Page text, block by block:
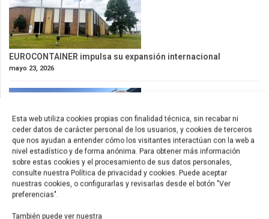
Esta web utiliza cookies propias con finalidad técnica, sin recabar ni
ceder datos de carácter personal de los usuarios, y cookies de terceros
que nos ayudan a entender cómo los visitantes interactúan con la web a
nivel estadístico y de forma anónima. Para obtener más información
sobre estas cookies y el procesamiento de sus datos personales,
consulte nuestra Política de privacidad y cookies. Puede aceptar
nuestras cookies, o configurarlas y revisarlas desde el botón "Ver
preferencias".
También puede ver nuestra
EUROCONTAINER impulsa su expansión internacional
mayo 23, 2026
Nuevos contenedores de 53ft para América